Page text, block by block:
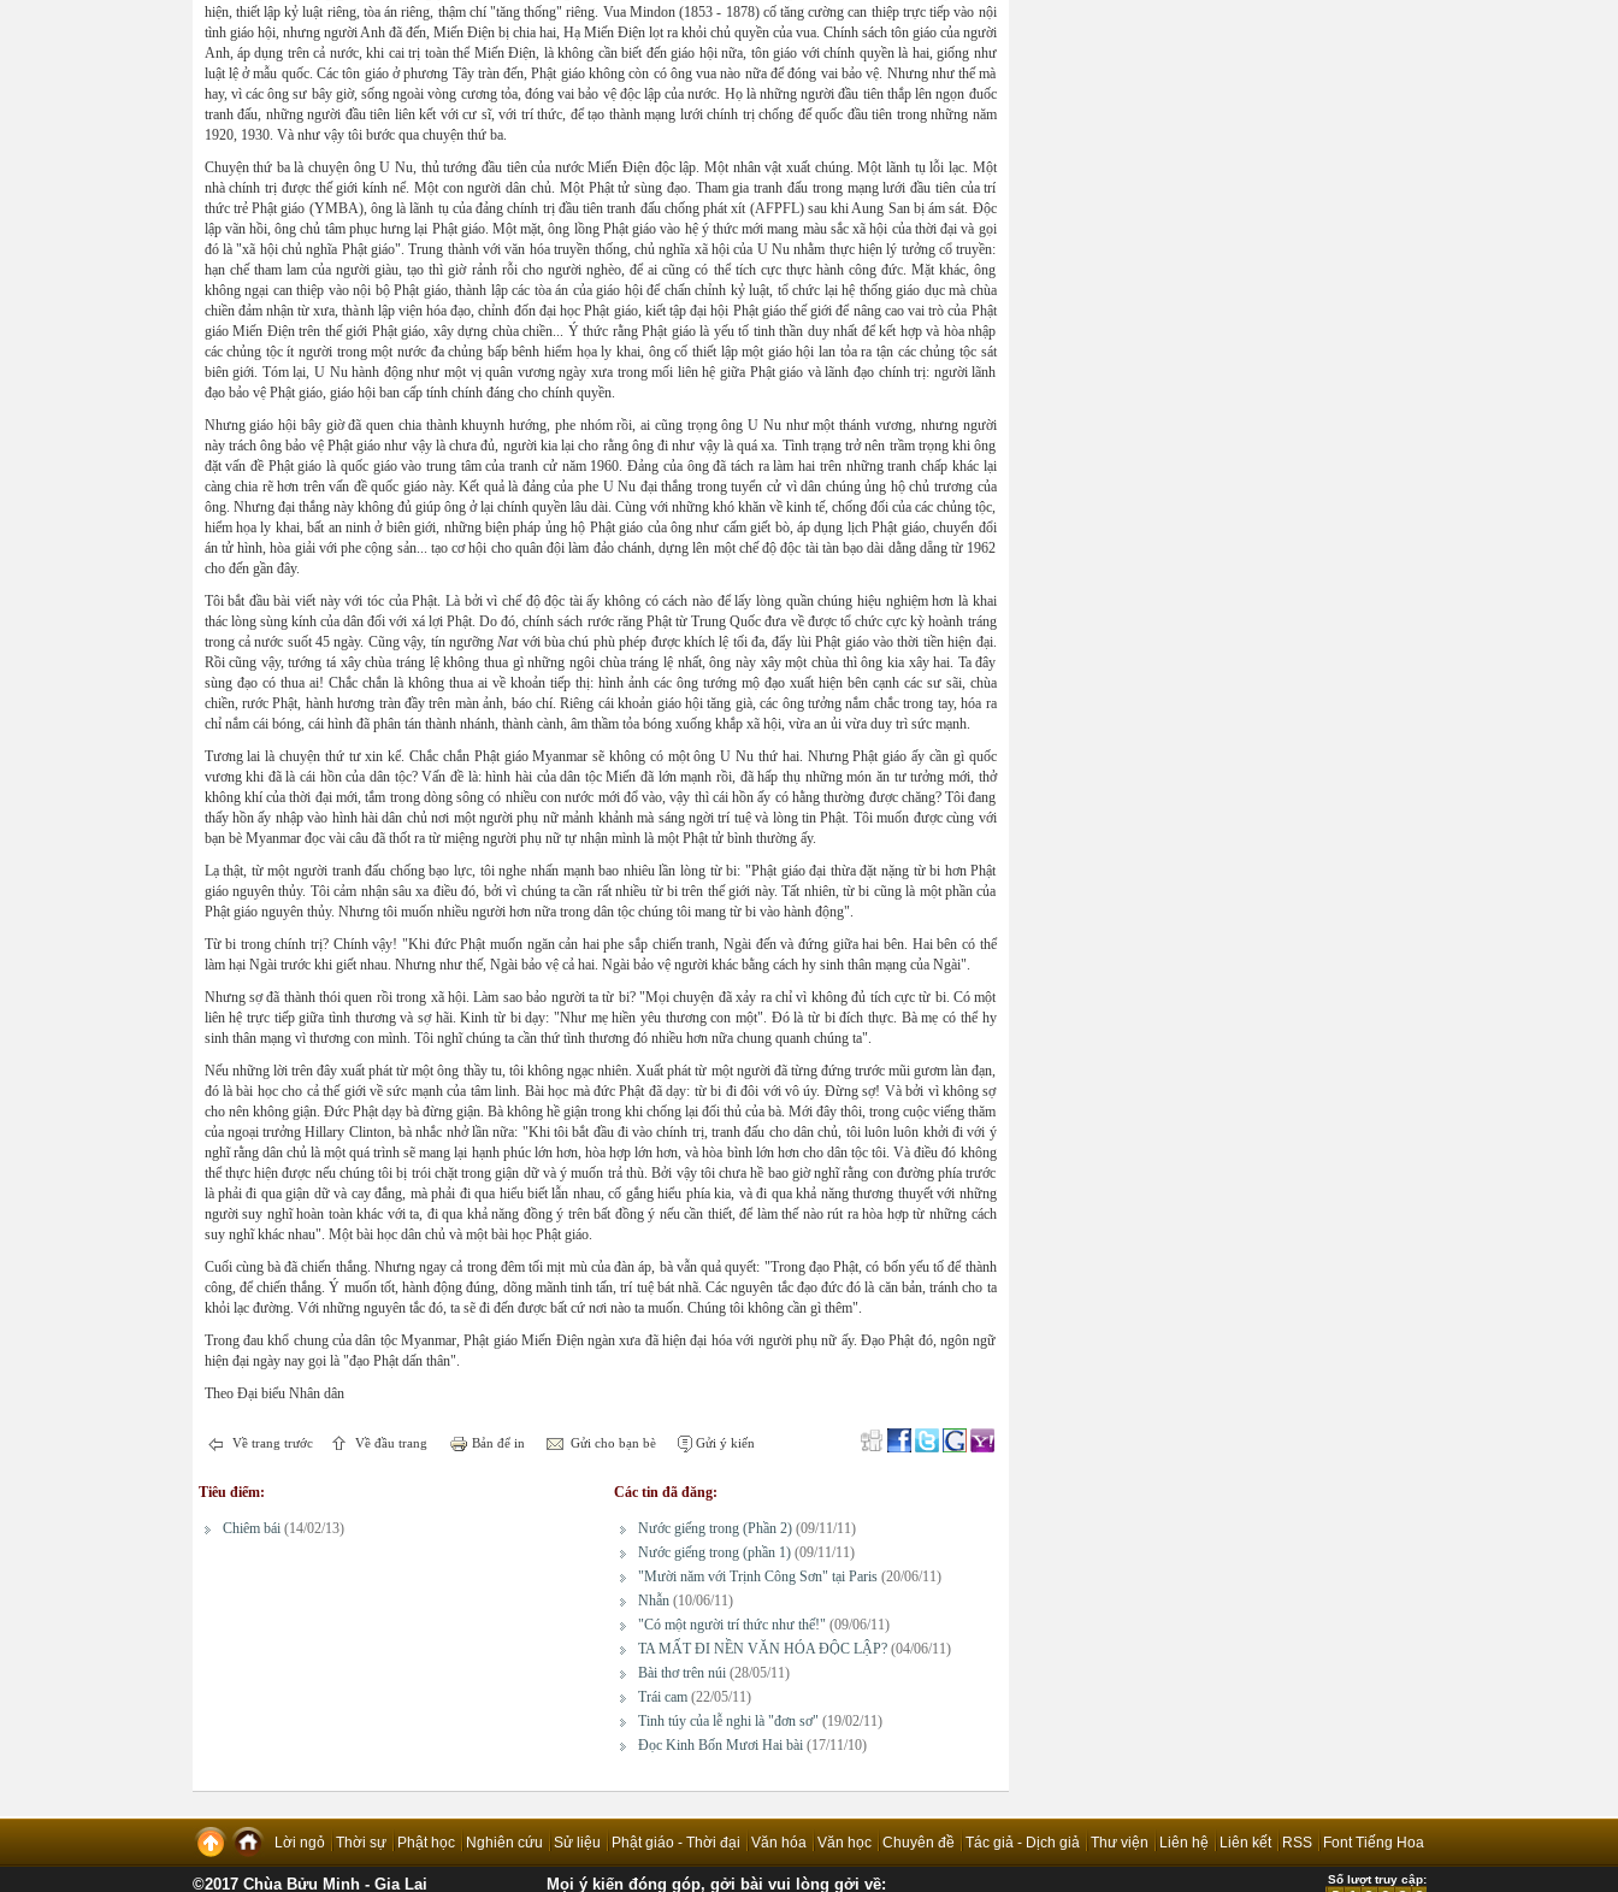
hiện, thiết lập kỷ luật riêng, tòa án riêng, thậm chí "tăng thống" riêng. Vua Mindon (1853 - 1878) cố tăng cường can thiệp trực tiếp vào nội
tình giáo hội, nhưng người Anh đã đến, Miến Điện bị chia hai, Hạ Miến Điện lọt ra khỏi chủ quyền của vua. Chính sách tôn giáo của người
Anh, áp dụng trên cả nước, khi cai trị toàn thể Miến Điện, là không cần biết đến giáo hội nữa, tôn giáo với chính quyền là hai, giống như
luật lệ ở mẫu quốc. Các tôn giáo ở phương Tây tràn đến, Phật giáo không còn có ông vua nào nữa để đóng vai bảo vệ. Nhưng như thế mà
hay, vì các ông sư bây giờ, sống ngoài vòng cương tỏa, đóng vai bảo vệ độc lập của nước. Họ là những người đầu tiên thắp lên ngọn đuốc
tranh đấu, những người đầu tiên liên kết với cư sĩ, với trí thức, để tạo thành mạng lưới chính trị chống đế quốc đầu tiên trong những năm
1920, 1930. Và như vậy tôi bước qua chuyện thứ ba.
Chuyện thứ ba là chuyện ông U Nu, thủ tướng đầu tiên của nước Miến Điện độc lập. Một nhân vật xuất chúng. Một lãnh tụ lỗi lạc. Một
nhà chính trị được thế giới kính nể. Một con người dân chủ. Một Phật tử sùng đạo. Tham gia tranh đấu trong mạng lưới đầu tiên của trí
thức trẻ Phật giáo (YMBA), ông là lãnh tụ của đảng chính trị đầu tiên tranh đấu chống phát xít (AFPFL) sau khi Aung San bị ám sát. Độc
lập vãn hồi, ông chủ tâm phục hưng lại Phật giáo. Một mặt, ông lồng Phật giáo vào hệ ý thức mới mang màu sắc xã hội của thời đại và gọi
đó là "xã hội chủ nghĩa Phật giáo". Trung thành với văn hóa truyền thống, chủ nghĩa xã hội của U Nu nhằm thực hiện lý tưởng cổ truyền:
hạn chế tham lam của người giàu, tạo thì giờ rảnh rỗi cho người nghèo, để ai cũng có thể tích cực thực hành công đức. Mặt khác, ông
không ngại can thiệp vào nội bộ Phật giáo, thành lập các tòa án của giáo hội để chấn chỉnh kỷ luật, tổ chức lại hệ thống giáo dục mà chùa
chiền đảm nhận từ xưa, thành lập viện hóa đạo, chỉnh đốn đại học Phật giáo, kiết tập đại hội Phật giáo thế giới để nâng cao vai trò của Phật
giáo Miến Điện trên thế giới Phật giáo, xây dựng chùa chiền... Ý thức rằng Phật giáo là yếu tố tinh thần duy nhất để kết hợp và hòa nhập
các chủng tộc ít người trong một nước đa chủng bấp bênh hiểm họa ly khai, ông cố thiết lập một giáo hội lan tỏa ra tận các chủng tộc sát
biên giới. Tóm lại, U Nu hành động như một vị quân vương ngày xưa trong mối liên hệ giữa Phật giáo và lãnh đạo chính trị: người lãnh
đạo bảo vệ Phật giáo, giáo hội ban cấp tính chính đáng cho chính quyền.
Nhưng giáo hội bây giờ đã quen chia thành khuynh hướng, phe nhóm rồi, ai cũng trọng ông U Nu như một thánh vương, nhưng người
này trách ông bảo vệ Phật giáo như vậy là chưa đủ, người kia lại cho rằng ông đi như vậy là quá xa. Tình trạng trở nên trầm trọng khi ông
đặt vấn đề Phật giáo là quốc giáo vào trung tâm của tranh cử năm 1960. Đảng của ông đã tách ra làm hai trên những tranh chấp khác lại
càng chia rẽ hơn trên vấn đề quốc giáo này. Kết quả là đảng của phe U Nu đại thắng trong tuyển cử vì dân chúng ủng hộ chủ trương của
ông. Nhưng đại thắng này không đủ giúp ông ở lại chính quyền lâu dài. Cùng với những khó khăn về kinh tế, chống đối của các chủng tộc,
hiểm họa ly khai, bất an ninh ở biên giới, những biện pháp ủng hộ Phật giáo của ông như cấm giết bò, áp dụng lịch Phật giáo, chuyển đổi
án tử hình, hòa giải với phe cộng sản... tạo cơ hội cho quân đội làm đảo chánh, dựng lên một chế độ độc tài tàn bạo dài dằng dẵng từ 1962
cho đến gần đây.
Tôi bắt đầu bài viết này với tóc của Phật. Là bởi vì chế độ độc tài ấy không có cách nào để lấy lòng quần chúng hiệu nghiệm hơn là khai
thác lòng sùng kính của dân đối với xá lợi Phật. Do đó, chính sách rước răng Phật từ Trung Quốc đưa về được tổ chức cực kỳ hoành tráng
trong cả nước suốt 45 ngày. Cũng vậy, tín ngưỡngNatvới bùa chú phù phép được khích lệ tối đa, đẩy lùi Phật giáo vào thời tiền hiện đại.
Rồi cũng vậy, tướng tá xây chùa tráng lệ không thua gì những ngôi chùa tráng lệ nhất, ông này xây một chùa thì ông kia xây hai. Ta đây
sùng đạo có thua ai! Chắc chắn là không thua ai về khoản tiếp thị: hình ảnh các ông tướng mộ đạo xuất hiện bên cạnh các sư sãi, chùa
chiền, rước Phật, hành hương tràn đầy trên màn ảnh, báo chí. Riêng cái khoản giáo hội tăng già, các ông tưởng nắm chắc trong tay, hóa ra
chỉ nắm cái bóng, cái hình đã phân tán thành nhánh, thành cành, âm thầm tỏa bóng xuống khắp xã hội, vừa an ủi vừa duy trì sức mạnh.
Tương lai là chuyện thứ tư xin kể. Chắc chắn Phật giáo Myanmar sẽ không có một ông U Nu thứ hai. Nhưng Phật giáo ấy cần gì quốc
vương khi đã là cái hồn của dân tộc? Vấn đề là: hình hài của dân tộc Miến đã lớn mạnh rồi, đã hấp thụ những món ăn tư tưởng mới, thở
không khí của thời đại mới, tắm trong dòng sông có nhiều con nước mới đổ vào, vậy thì cái hồn ấy có hằng thường được chăng? Tôi đang
thấy hồn ấy nhập vào hình hài dân chủ nơi một người phụ nữ mảnh khảnh mà sáng ngời trí tuệ và lòng tin Phật. Tôi muốn được cùng với
bạn bè Myanmar đọc vài câu đã thốt ra từ miệng người phụ nữ tự nhận mình là một Phật tử bình thường ấy.
Lạ thật, từ một người tranh đấu chống bạo lực, tôi nghe nhấn mạnh bao nhiêu lần lòng từ bi: "Phật giáo đại thừa đặt nặng từ bi hơn Phật
giáo nguyên thủy. Tôi cảm nhận sâu xa điều đó, bởi vì chúng ta cần rất nhiều từ bi trên thế giới này. Tất nhiên, từ bi cũng là một phần của
Phật giáo nguyên thủy. Nhưng tôi muốn nhiều người hơn nữa trong dân tộc chúng tôi mang từ bi vào hành động".
Từ bi trong chính trị? Chính vậy! "Khi đức Phật muốn ngăn cản hai phe sắp chiến tranh, Ngài đến và đứng giữa hai bên. Hai bên có thể
làm hại Ngài trước khi giết nhau. Nhưng như thế, Ngài bảo vệ cả hai. Ngài bảo vệ người khác bằng cách hy sinh thân mạng của Ngài".
Nhưng sợ đã thành thói quen rồi trong xã hội. Làm sao bảo người ta từ bi? "Mọi chuyện đã xảy ra chỉ vì không đủ tích cực từ bi. Có một
liên hệ trực tiếp giữa tình thương và sợ hãi. Kinh từ bi dạy: "Như mẹ hiền yêu thương con một". Đó là từ bi đích thực. Bà mẹ có thể hy
sinh thân mạng vì thương con mình. Tôi nghĩ chúng ta cần thứ tình thương đó nhiều hơn nữa chung quanh chúng ta".
Nếu những lời trên đây xuất phát từ một ông thầy tu, tôi không ngạc nhiên. Xuất phát từ một người đã từng đứng trước mũi gươm làn đạn,
đó là bài học cho cả thế giới về sức mạnh của tâm linh. Bài học mà đức Phật đã dạy: từ bi đi đôi với vô úy. Đừng sợ! Và bởi vì không sợ
cho nên không giận. Đức Phật dạy bà đừng giận. Bà không hề giận trong khi chống lại đối thủ của bà. Mới đây thôi, trong cuộc viếng thăm
của ngoại trưởng Hillary Clinton, bà nhắc nhở lần nữa: "Khi tôi bắt đầu đi vào chính trị, tranh đấu cho dân chủ, tôi luôn luôn khởi đi với ý
nghĩ rằng dân chủ là một quá trình sẽ mang lại hạnh phúc lớn hơn, hòa hợp lớn hơn, và hòa bình lớn hơn cho dân tộc tôi. Và điều đó không
thể thực hiện được nếu chúng tôi bị trói chặt trong giận dữ và ý muốn trả thù. Bởi vậy tôi chưa hề bao giờ nghĩ rằng con đường phía trước
là phải đi qua giận dữ và cay đắng, mà phải đi qua hiểu biết lẫn nhau, cố gắng hiểu phía kia, và đi qua khả năng thương thuyết với những
người suy nghĩ hoàn toàn khác với ta, đi qua khả năng đồng ý trên bất đồng ý nếu cần thiết, để làm thế nào rút ra hòa hợp từ những cách
suy nghĩ khác nhau". Một bài học dân chủ và một bài học Phật giáo.
Cuối cùng bà đã chiến thắng. Nhưng ngay cả trong đêm tối mịt mù của đàn áp, bà vẫn quả quyết: "Trong đạo Phật, có bốn yếu tố để thành
công, để chiến thắng. Ý muốn tốt, hành động đúng, dõng mãnh tinh tấn, trí tuệ bát nhã. Các nguyên tắc đạo đức đó là căn bản, tránh cho ta
khỏi lạc đường. Với những nguyên tắc đó, ta sẽ đi đến được bất cứ nơi nào ta muốn. Chúng tôi không cần gì thêm".
Trong đau khổ chung của dân tộc Myanmar, Phật giáo Miến Điện ngàn xưa đã hiện đại hóa với người phụ nữ ấy. Đạo Phật đó, ngôn ngữ
hiện đại ngày nay gọi là "đạo Phật dấn thân".
Theo Đại biểu Nhân dân
Về trang trước Về đầu trang Bản để in Gửi cho bạn bè Gửi ý kiến
Tiêu điểm:
Chiêm bái (14/02/13)
Các tin đã đăng:
Nước giếng trong (Phần 2) (09/11/11)
Nước giếng trong (phần 1) (09/11/11)
"Mười năm với Trịnh Công Sơn" tại Paris (20/06/11)
Nhẫn (10/06/11)
"Có một người trí thức như thế!" (09/06/11)
TA MẤT ĐI NỀN VĂN HÓA ĐỘC LẬP? (04/06/11)
Bài thơ trên núi (28/05/11)
Trái cam (22/05/11)
Tinh túy của lễ nghi là "đơn sơ" (19/02/11)
Đọc Kinh Bốn Mươi Hai bài (17/11/10)
Lời ngỏ Thời sự Phật học Nghiên cứu Sử liệu Phật giáo - Thời đại Văn hóa Văn học Chuyên đề Tác giả - Dịch giả Thư viện Liên hệ Liên kết RSS Font Tiếng Hoa
©2017 Chùa Bửu Minh - Gia Lai Mọi ý kiến đóng góp, gởi bài vui lòng gởi về: Số lượt truy cập: